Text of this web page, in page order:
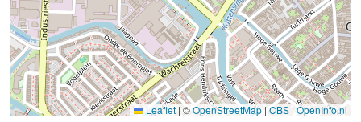
Leaflet | ©OpenStreetMap | CBS| OpenInfo.nl